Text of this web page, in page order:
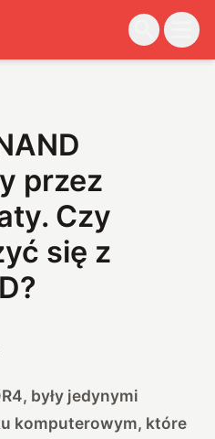
przez
Czy
się z
były jedynymi
komputerowym, które